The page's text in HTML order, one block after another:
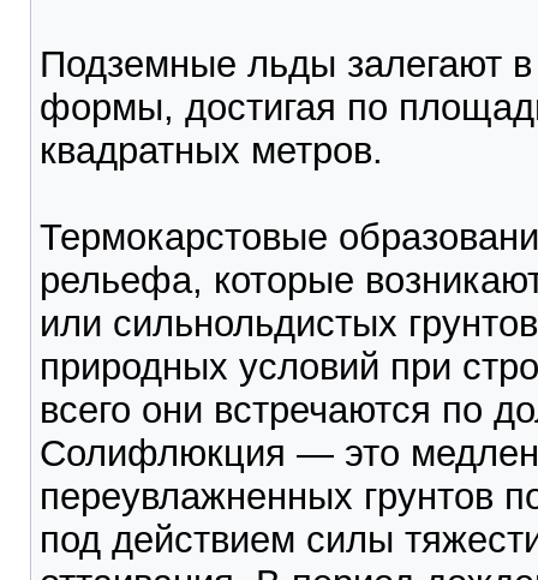
Подземные льды залегают
формы, достигая по
квадратных метров.
Термокарстовые
рельефа, которые
или сильнольдистых
природных условий при
всего они встречаются по
Солифлюкция — это
переувлажненных грунтов
под действием силы